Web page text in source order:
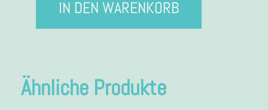
IN DEN WARENKORB
Ähnliche Produkte